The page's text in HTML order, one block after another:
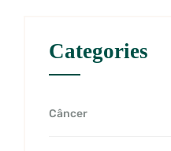
Categories
Câncer